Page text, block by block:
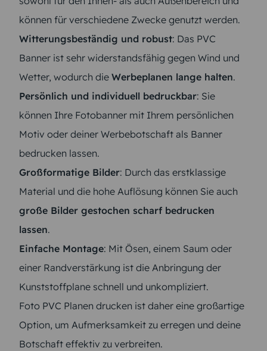
können für verschiedene Zwecke genutzt werden.
Witterungsbeständig und robust: Das PVC
Banner ist sehr widerstandsfähig gegen Wind und
Wetter, wodurch die Werbeplanen lange halten.
Persönlich und individuell bedruckbar: Sie
können Ihre Fotobanner mit Ihrem persönlichen
Motiv oder deiner Werbebotschaft als Banner
bedrucken lassen.
Großformatige Bilder: Durch das erstklassige
Material und die hohe Auflösung können Sie auch
große Bilder gestochen scharf bedrucken
lassen.
Einfache Montage: Mit Ösen, einem Saum oder
einer Randverstärkung ist die Anbringung der
Kunststoffplane schnell und unkompliziert.
Foto PVC Planen drucken ist daher eine großartige
Option, um Aufmerksamkeit zu erregen und deine
Botschaft effektiv zu verbreiten.